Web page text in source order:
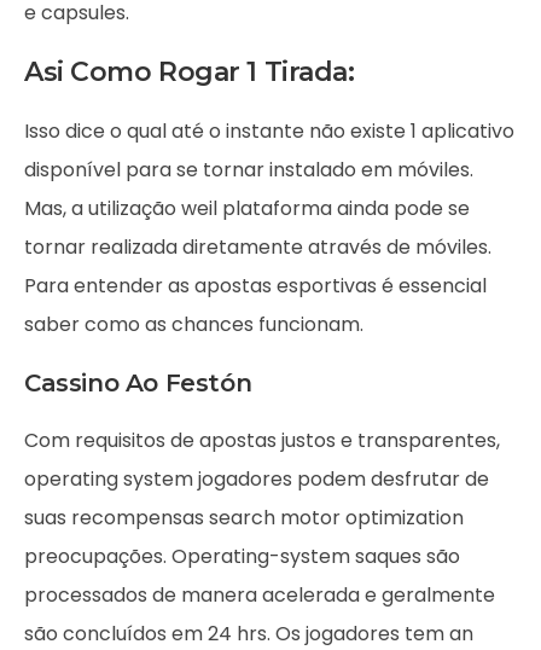
e capsules.
Asi Como Rogar 1 Tirada:
Isso dice o qual até o instante não existe 1 aplicativo
disponível para se tornar instalado em móviles.
Mas, a utilização weil plataforma ainda pode se
tornar realizada diretamente através de móviles.
Para entender as apostas esportivas é essencial
saber como as chances funcionam.
Cassino Ao Festón
Com requisitos de apostas justos e transparentes,
operating system jogadores podem desfrutar de
suas recompensas search motor optimization
preocupações. Operating-system saques são
processados de manera acelerada e geralmente
são concluídos em 24 hrs. Os jogadores tem an